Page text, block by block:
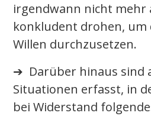
irgendwann nicht mehr
konkludent drohen, um
Willen durchzusetzen.
➔ Darüber hinaus sind
Situationen erfasst, in
bei Widerstand